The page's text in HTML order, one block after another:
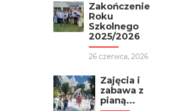
Zakończenie
Roku
Szkolnego
2025/2026
26 czerwca, 2026
Zajęcia i
zabawa z
pianą...